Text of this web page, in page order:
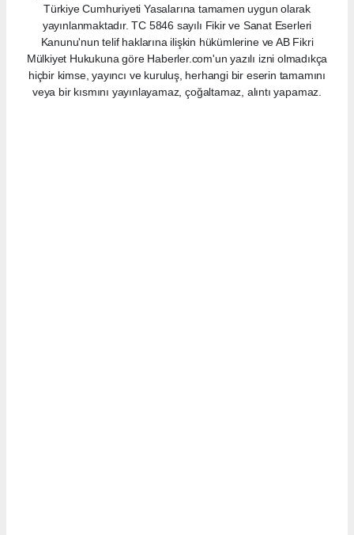
Türkiye Cumhuriyeti Yasalarına tamamen uygun olarak
yayınlanmaktadır. TC 5846 sayılı Fikir ve Sanat Eserleri
Kanunu'nun telif haklarına ilişkin hükümlerine ve AB Fikri
Mülkiyet Hukukuna göre Haberler.com'un yazılı izni olmadıkça
hiçbir kimse, yayıncı ve kuruluş, herhangi bir eserin tamamını
veya bir kısmını yayınlayamaz, çoğaltamaz, alıntı yapamaz.